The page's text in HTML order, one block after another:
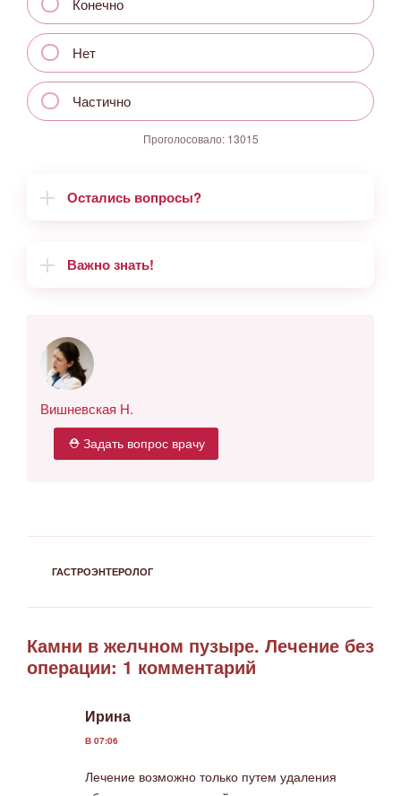
Конечно
Нет
Частично
Проголосовало: 13015
Остались вопросы?
Важно знать!
Вишневская Н.
⛑ Задать вопрос врачу
РУБРИКИ
ГАСТРОЭНТЕРОЛОГ
Камни в желчном пузыре. Лечение без
операции: 1 комментарий
Ирина
В 07:06
Лечение возможно только путем удаления